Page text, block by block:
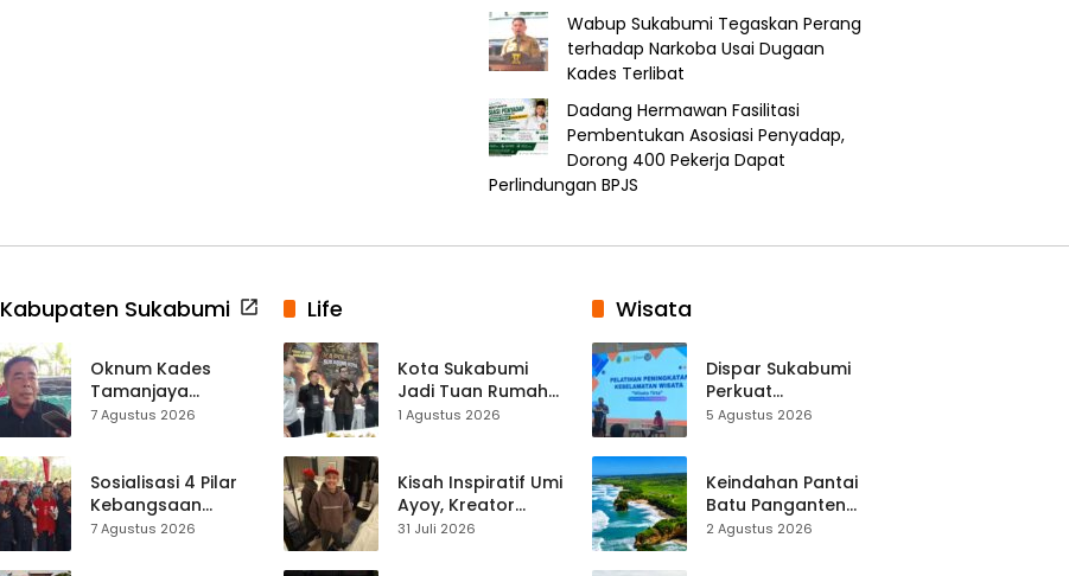
Wabup Sukabumi Tegaskan Perang
terhadap Narkoba Usai Dugaan
Kades Terlibat
Dadang Hermawan Fasilitasi
Pembentukan Asosiasi Penyadap,
Dorong 400 Pekerja Dapat
Perlindungan BPJS
Kabupaten Sukabumi
Oknum Kades
Tamanjaya
Terjerat Kasus
Seleksi Calon
Kades Diperketat
7 Agustus 2026
Sosialisasi 4 Pilar
Kebangsaan
Digelar di
7 Agustus 2026
Life
Kota Sukabumi
Jadi Tuan Rumah
Kontes Batu Akik
1 Agustus 2026
Kisah Inspiratif Umi
Ayoy, Kreator
TikTok Asal
31 Juli 2026
Wisata
Dispar Sukabumi
Perkuat
Keselamatan
Mitigasi hingga
Teknik Evakuasi
5 Agustus 2026
Keindahan Pantai
Batu Panganten
Mulai Dilirik
2 Agustus 2026